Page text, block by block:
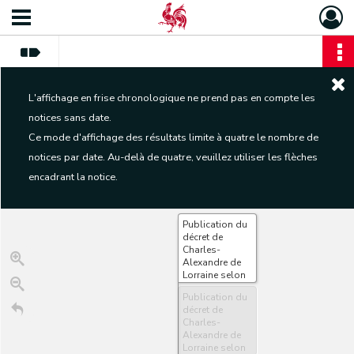
L'affichage en frise chronologique ne prend pas en compte les
notices sans date.
Ce mode d'affichage des résultats limite à quatre le nombre de
notices par date. Au-delà de quatre, veuillez utiliser les flèches
encadrant la notice.
Publication du
décret de
Charles-
Alexandre de
Lorraine selon
lequel les
villages de
Bourseigne-
Neuve,
Bourseigne-
Vieille et
Publication du
décret de
Charles-
Alexandre de
Lorraine selon